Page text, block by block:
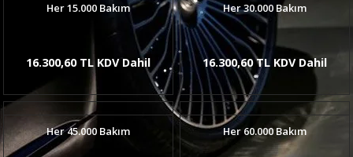
Her 15.000 Bakım
16.300,60 TL KDV Dahil
Her 30.000 Bakım
16.300,60 TL KDV Dahil
Her 45.000 Bakım Her 60.000 Bakım